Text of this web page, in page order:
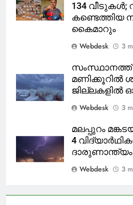
134 വീടുകൾ;
കണ്ടെത്തിയ
കൈമാറും
Webdesk
3
മണിക്കൂറിൽ
ജില്ലകളിൽ
Webdesk
3
മലപ്പുറം
4
ദാരുണാന്ത്യം
Webdesk
3